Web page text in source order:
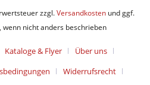
zzgl.Versandkosten und ggf.
nicht anders beschrieben
Kataloge & Flyer
Über uns
Widerrufsrecht